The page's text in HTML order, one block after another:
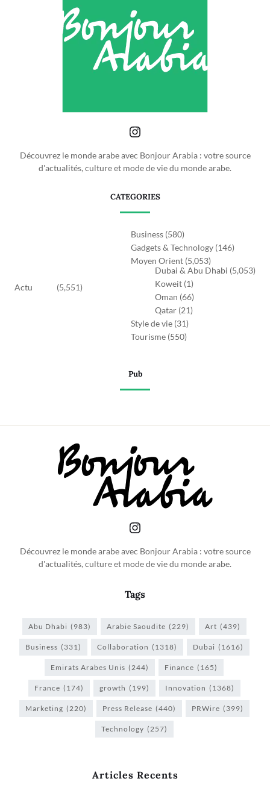
Découvrez le monde arabe avec Bonjour Arabia : votre source
d'actualités, culture et mode de vie du monde arabe.
CATEGORIES
Actu (5,551)
Business (580)
Gadgets & Technology (146)
Moyen Orient (5,053)
Dubai & Abu Dhabi (5,053)
Koweit (1)
Oman (66)
Qatar (21)
Style de vie (31)
Tourisme (550)
Pub
Découvrez le monde arabe avec Bonjour Arabia : votre source
d'actualités, culture et mode de vie du monde arabe.
Tags
Abu Dhabi (983) Arabie Saoudite (229) Art (439)
Business (331) Collaboration (1318) Dubai (1616)
Emirats Arabes Unis (244) Finance (165)
France (174) growth (199) Innovation (1368)
Marketing (220) Press Release (440) PRWire (399)
Technology (257)
Articles Recents